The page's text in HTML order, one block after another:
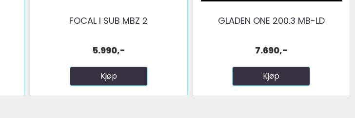
FOCAL I SUB MBZ 2
5.990,-
Kjøp
GLADEN ONE 200.3 MB-LD
7.690,-
Kjøp